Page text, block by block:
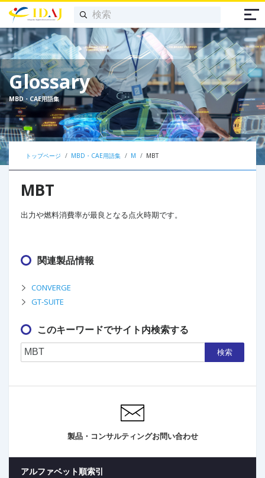
Glossary
MBD・CAE用語集
トップページ MBD・CAE用語集 M MBT
MBT
出力や燃料消費率が最良となる点火時期です。
関連製品情報
CONVERGE
GT-SUITE
このキーワードでサイト内検索する
検索
製品・コンサルティングお問い合わせ
アルファベット順索引